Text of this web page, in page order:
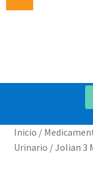
Inicio /
Urinario /Jolian 3